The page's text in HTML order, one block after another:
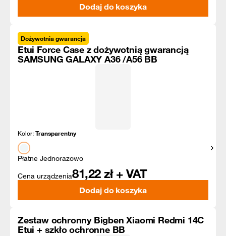
Dodaj do koszyka
Dożywotnia gwarancja
Etui Force Case z dożywotnią gwarancją
SAMSUNG GALAXY A36 /A56 BB
Kolor:Transparentny
Płatne Jednorazowo
Cena urządzenia81,22 zł + VAT
Dodaj do koszyka
Zestaw ochronny Bigben Xiaomi Redmi 14C
Etui + szkło ochronne BB